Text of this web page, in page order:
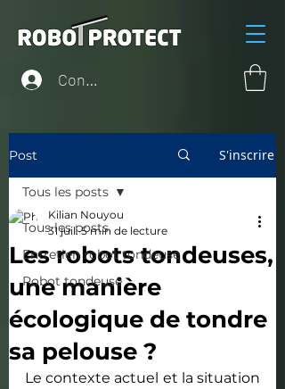
Connexion
Post S'inscrire
Tous les posts
Entretien robot tondeuse
Robot tondeuse
Tous les posts
Les robots tondeuses,
une manière
écologique de tondre
sa pelouse ?
Kilian Nouyou
31 juil. 5 min de lecture
Le contexte actuel et la situation